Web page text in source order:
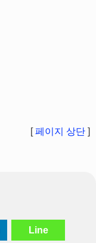
[페이지 상단 ]
Line